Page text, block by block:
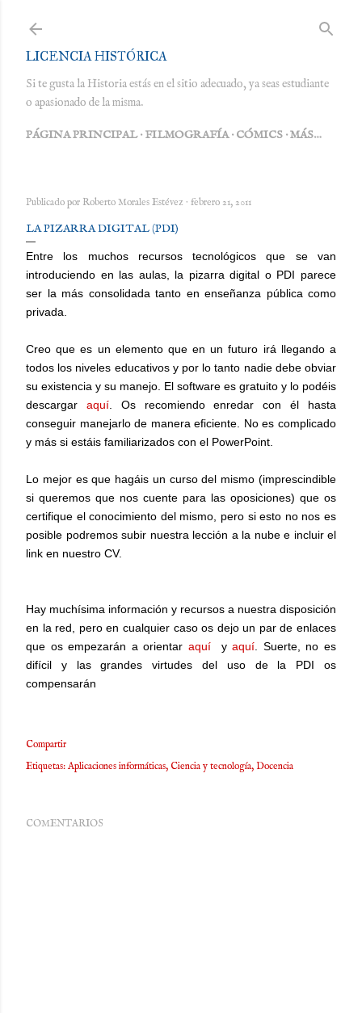
LICENCIA HISTÓRICA
Si te gusta la Historia estás en el sitio adecuado, ya seas estudiante
o apasionado de la misma.
PÁGINA PRINCIPAL FILMOGRAFÍA CÓMICS MÁS…
Publicado por Roberto Morales Estévez febrero 21, 2011
LA PIZARRA DIGITAL (PDI)
Entre los muchos recursos tecnológicos que se van
introduciendo en las aulas, la pizarra digital o PDI parece
ser la más consolidada tanto en enseñanza pública como
privada.
Creo que es un elemento que en un futuro irá llegando a
todos los niveles educativos y por lo tanto nadie debe obviar
su existencia y su manejo. El software es gratuito y lo podéis
descargar aquí. Os recomiendo enredar con él hasta
conseguir manejarlo de manera eficiente. No es complicado
y más si estáis familiarizados con el PowerPoint.
Lo mejor es que hagáis un curso del mismo (imprescindible
si queremos que nos cuente para las oposiciones) que os
certifique el conocimiento del mismo, pero si esto no nos es
posible podremos subir nuestra lección a la nube e incluir el
link en nuestro CV.
Hay muchísima información y recursos a nuestra disposición
en la red, pero en cualquier caso os dejo un par de enlaces
que os empezarán a orientar aquíyaquí . Suerte, no es
difícil y las grandes virtudes del uso de la PDI os
compensarán
Compartir
Etiquetas: Aplicaciones informáticas Ciencia y tecnología Docencia
COMENTARIOS